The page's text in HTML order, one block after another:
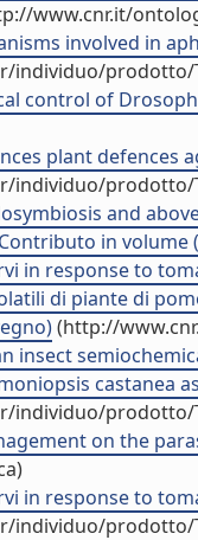
www.cnr.it/
involved in
individuo/prodotto/
control of
plant defences
individuo/prodotto/
and
in volume
in response to
di piante di
(http://
insect
castanea
individuo/prodotto/
on the
in response to
individuo/prodotto/